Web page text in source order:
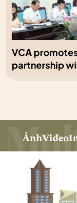
VCA
partnership
ẢnhVideo